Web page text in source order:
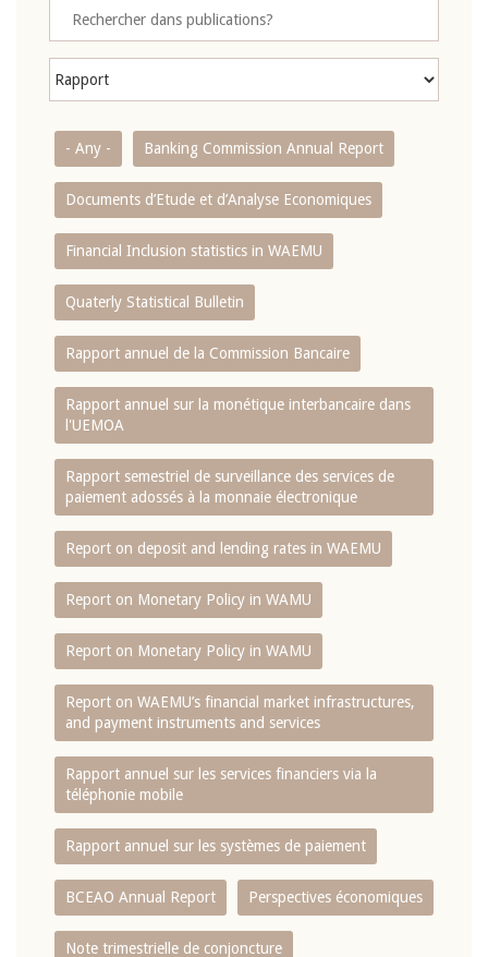
- Any - Banking Commission Annual Report
Documents d’Etude et d’Analyse Economiques
Financial Inclusion statistics in WAEMU
Quaterly Statistical Bulletin
Rapport annuel de la Commission Bancaire
Rapport annuel sur la monétique interbancaire dans
l'UEMOA
Rapport semestriel de surveillance des services de
paiement adossés à la monnaie électronique
Report on deposit and lending rates in WAEMU
Report on Monetary Policy in WAMU
Report on Monetary Policy in WAMU
Report on WAEMU’s financial market infrastructures,
and payment instruments and services
Rapport annuel sur les services financiers via la
téléphonie mobile
Rapport annuel sur les systèmes de paiement
BCEAO Annual Report Perspectives économiques
Note trimestrielle de conjoncture